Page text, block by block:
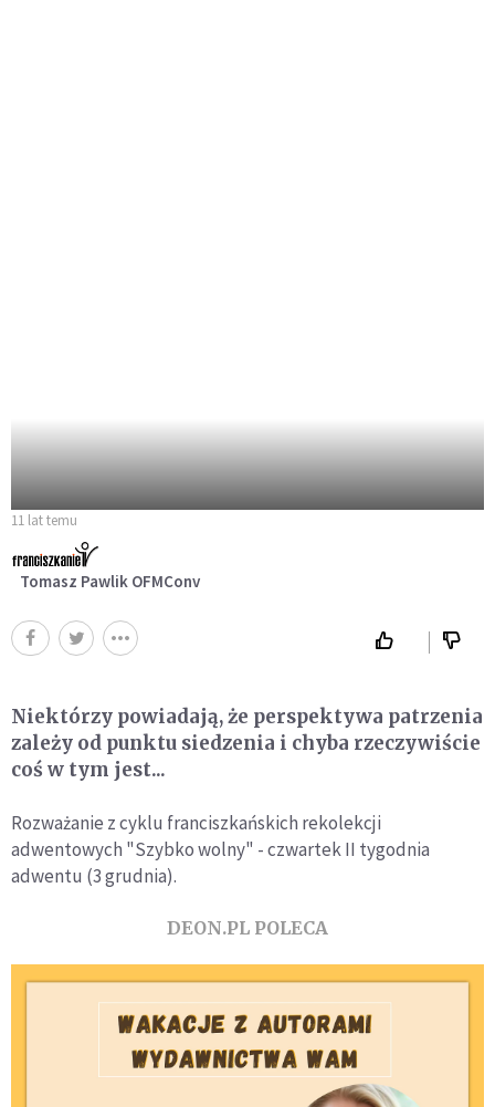
11 lat temu
Tomasz Pawlik OFMConv
Niektórzy powiadają, że perspektywa patrzenia
zależy od punktu siedzenia i chyba rzeczywiście
coś w tym jest...
Rozważanie z cyklu franciszkańskich rekolekcji
adwentowych "Szybko wolny" - czwartek II tygodnia
adwentu (3 grudnia).
DEON.PL POLECA